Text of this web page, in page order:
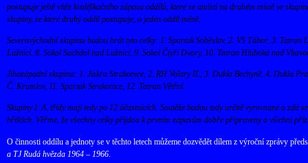
postupuje ještě vítěz kvalifikačního zápasu oddílů, které se umístí na druhém místě ve
skupiny, ze které druhý oddíl postupuje, o jeden oddíl méně.
Severovýchodní skupinu budou hrát tyto celky: 1. Spartak Soběslav, 2. VS Tábor, 3.
Lužnicí, 8. Sokol Suchdol nad Lužnicí, 9. Sokol Čtyři Dvory, 10. Tatran Hluboká nad
Jihozápadní skupina: 1. Jiskra Strakonice, 2. RH Volary II., 3. Dukla Bechyně, 4. Dukla
Č. Krumlov, 11. Spartak Strakonice, 12. Tatran Větřní.
Skupiny I. A. třídy mají tedy po 12 účastnících. Soutěže budou tedy určitě vyrovnané a
hřištích. Věřme, že všechny celky přijdou k prvním zápasům dobře připraveny a všichni
O činnosti oddílu a jednoty se v těchto letech můžeme dozvědět dílem z výroční zprávy
a TJ Rudá hvězda 1964 – 1966.